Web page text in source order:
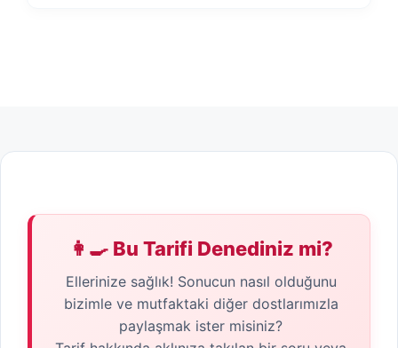
👩‍🍳 Bu Tarifi Denediniz mi?
Ellerinize sağlık! Sonucun nasıl olduğunu
bizimle ve mutfaktaki diğer dostlarımızla
paylaşmak ister misiniz?